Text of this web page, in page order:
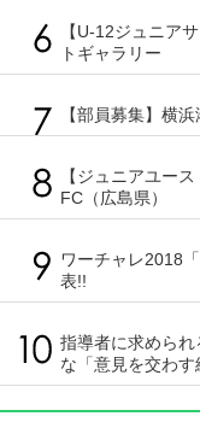
【U-12ジュニア
トギャラリー
【部員募集】横
【ジュニアユー
FC（広島県）
ワーチャレ2018
表!!
指導者に求めら
な「意見を交わす